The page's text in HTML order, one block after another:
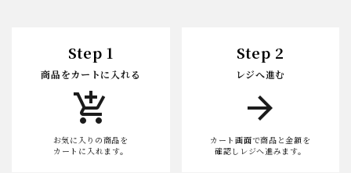
Step 1
商品をカートに入れる
add_shopping_cart
お気に入りの商品を
カートに入れます。
Step 2
レジへ進む
arrow_forward
カート画面で商品と金額を
確認しレジへ進みます。